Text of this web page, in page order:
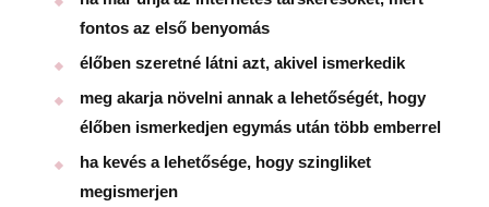
fontos az első benyomás
élőben szeretné látni azt, akivel ismerkedik
meg akarja növelni annak a lehetőségét, hogy
élőben ismerkedjen egymás után több emberrel
ha kevés a lehetősége, hogy szingliket
megismerjen